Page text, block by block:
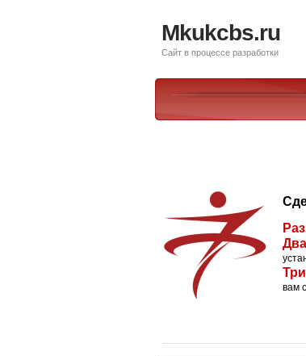
Mkukcbs.ru
Сайт в процессе разработки
вам